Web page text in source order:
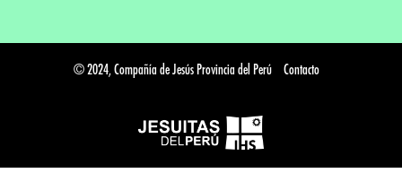
© 2024, Compañía de Jesús Provincia del Perú Contacto